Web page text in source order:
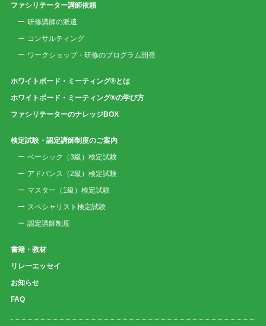
ファシリテーター講師依頼
研修講師の派遣
コンサルティング
ワークショップ・研修のプログラム開発
ホワイトボード・ミーティング®とは
ホワイトボード・ミーティング®の学び方
ファシリテーターのナレッジBOX
検定試験・認定講師制度のご案内
ベーシック（3級）検定試験
アドバンス（2級）検定試験
マスター（1級）検定試験
スペシャリスト検定試験
認定講師制度
書籍・教材
リレーエッセイ
お知らせ
FAQ